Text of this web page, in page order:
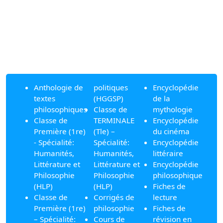
Anthologie de
textes
philosophiques
Classe de
Première (1re)
- Spécialité:
Humanités,
Littérature et
Philosophie
(HLP)
Classe de
Première (1re)
– Spécialité:
politiques
(HGGSP)
Classe de
TERMINALE
(Tle) –
Spécialité:
Humanités,
Littérature et
Philosophie
(HLP)
Corrigés de
philosophie
Cours de
Encyclopédie
de la
mythologie
Encyclopédie
du cinéma
Encyclopédie
littéraire
Encyclopédie
philosophique
Fiches de
lecture
Fiches de
révision en